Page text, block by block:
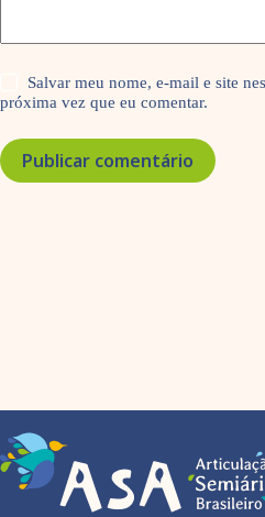
Salvar meu nome, e-mail e site
próxima vez que eu comentar.
Publicar comentário